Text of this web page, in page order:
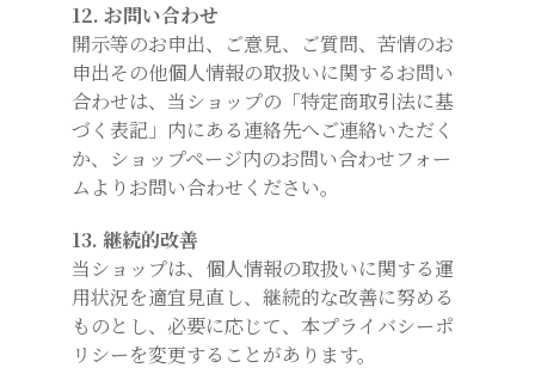
12. お問い合わせ
開示等のお申出、ご意見、ご質問、苦情のお
申出その他個人情報の取扱いに関するお問い
合わせは、当ショップの「特定商取引法に基
づく表記」内にある連絡先へご連絡いただく
か、ショップページ内のお問い合わせフォー
ムよりお問い合わせください。
13. 継続的改善
当ショップは、個人情報の取扱いに関する運
用状況を適宜見直し、継続的な改善に努める
ものとし、必要に応じて、本プライバシーポ
リシーを変更することがあります。